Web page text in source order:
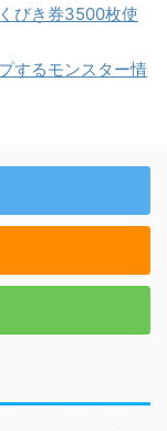
びき券3500枚使
するモンスター情